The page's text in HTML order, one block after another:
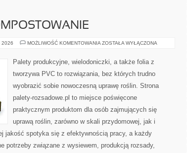
2026 MOŻLIWOŚĆ KOMENTOWANIA NAWOŻENIE
ZOSTAŁA WYŁĄCZONA
Palety produkcyjne, wielodoniczki, a także folia z
tworzywa PVC to rozwiązania, bez których trudno
wyobrazić sobie nowoczesną uprawę roślin. Strona
palety-rozsadowe.pl to miejsce poświęcone
praktycznym produktom dla osób zajmujących się
uprawą roślin, zarówno w skali przydomowej, jak i
jakość spotyka się z efektywnością pracy, a każdy
potrzeby związane z wysiewem, produkcją rozsady,